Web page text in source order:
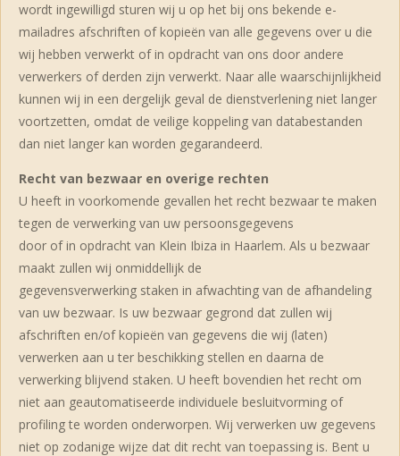
wordt ingewilligd sturen wij u op het bij ons bekende e-
mailadres afschriften of kopieën van alle gegevens over u die
wij hebben verwerkt of in opdracht van ons door andere
verwerkers of derden zijn verwerkt. Naar alle waarschijnlijkheid
kunnen wij in een dergelijk geval de dienstverlening niet langer
voortzetten, omdat de veilige koppeling van databestanden
dan niet langer kan worden gegarandeerd.
Recht van bezwaar en overige rechten
U heeft in voorkomende gevallen het recht bezwaar te maken
tegen de verwerking van uw persoonsgegevens
door of in opdracht van Klein Ibiza in Haarlem. Als u bezwaar
maakt zullen wij onmiddellijk de
gegevensverwerking staken in afwachting van de afhandeling
van uw bezwaar. Is uw bezwaar gegrond dat zullen wij
afschriften en/of kopieën van gegevens die wij (laten)
verwerken aan u ter beschikking stellen en daarna de
verwerking blijvend staken. U heeft bovendien het recht om
niet aan geautomatiseerde individuele besluitvorming of
profiling te worden onderworpen. Wij verwerken uw gegevens
niet op zodanige wijze dat dit recht van toepassing is. Bent u